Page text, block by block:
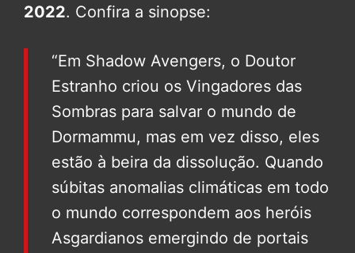
2022. Confira a sinopse:
“Em Shadow Avengers, o Doutor
Estranho criou os Vingadores das
Sombras para salvar o mundo de
Dormammu, mas em vez disso, eles
estão à beira da dissolução. Quando
súbitas anomalias climáticas em todo
o mundo correspondem aos heróis
Asgardianos emergindo de portais